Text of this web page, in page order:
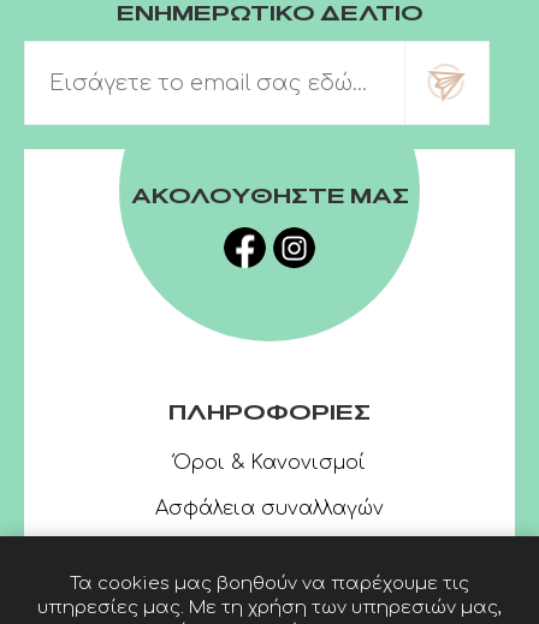
ΕΝΗΜΕΡΩΤΙΚΟ ΔΕΛΤΙΟ
ΑΚΟΛΟΥΘΗΣΤΕ ΜΑΣ
ΠΛΗΡΟΦΟΡΙΕΣ
Όροι & Κανονισμοί
Ασφάλεια συναλλαγών
Τα cookies μας βοηθούν να παρέχουμε τις
υπηρεσίες μας. Με τη χρήση των υπηρεσιών μας,